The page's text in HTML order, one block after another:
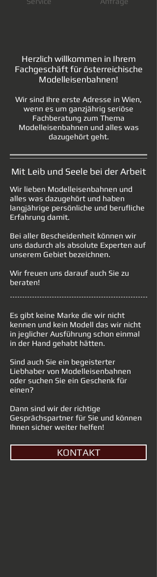
Herzlich willkommen in Ihrem
Fachgeschäft für österreichische
Modelleisenbahnen!
Wir sind Ihre erste Adresse in Wien,
wenn es um ganzjährig seriöse
Fachberatung zum Thema
Modelleisenbahnen und alles was
dazugehört geht.
Mit Leib und Seele bei der Arbeit
Wir lieben Modelleisenbahnen und
alles was dazugehört und haben
langjährige persönliche und berufliche
Erfahrung damit.
Bei aller Bescheidenheit können wir
uns dadurch als absolute Experten auf
unserem Gebiet bezeichnen.
Wir freuen uns darauf auch Sie zu
beraten!
Es gibt keine Marke die wir nicht
kennen und kein Modell das wir nicht
in jeglicher Ausführung schon einmal
in der Hand gehabt hätten.
Sind auch Sie ein begeisterter
Liebhaber von Modelleisenbahnen
oder suchen Sie ein Geschenk für
einen?
Dann sind wir der richtige
Gesprächspartner für Sie und können
Ihnen sicher weiter helfen!
KONTAKT